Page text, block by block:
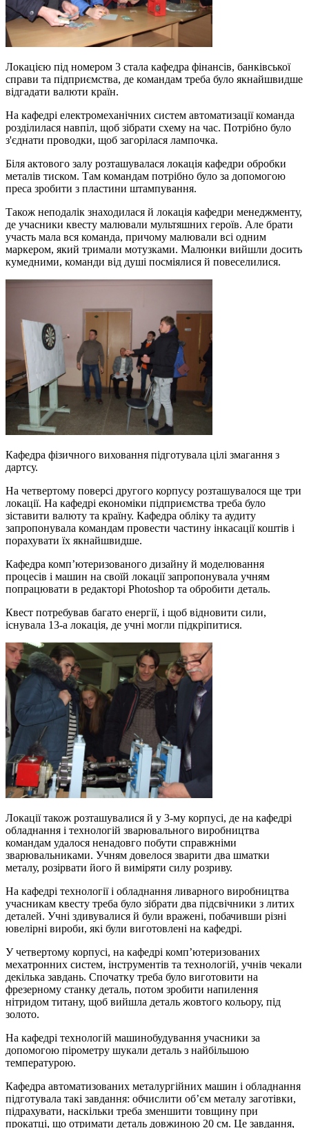
Локацією під номером 3 стала кафедра фінансів, банківської
справи та підприємства, де командам треба було якнайшвидше
відгадати валюти країн.
На кафедрі електромеханічних систем автоматизації команда
розділилася навпіл, щоб зібрати схему на час. Потрібно було
з'єднати проводки, щоб загорілася лампочка.
Біля актового залу розташувалася локація кафедри обробки
металів тиском. Там командам потрібно було за допомогою
преса зробити з пластини штампування.
Також неподалік знаходилася й локація кафедри менеджменту,
де учасники квесту малювали мультяшних героїв. Але брати
участь мала вся команда, причому малювали всі одним
маркером, який тримали мотузками. Малюнки вийшли досить
кумедними, команди від душі посміялися й повеселилися.
Кафедра фізичного виховання підготувала цілі змагання з
дартсу.
На четвертому поверсі другого корпусу розташувалося ще три
локації. На кафедрі економіки підприємства треба було
зіставити валюту та країну. Кафедра обліку та аудиту
запропонувала командам провести частину інкасації коштів і
порахувати їх якнайшвидше.
Кафедра комп’ютеризованого дизайну й моделювання
процесів і машин на своїй локації запропонувала учням
попрацювати в редакторі Photoshop та обробити деталь.
Квест потребував багато енергії, і щоб відновити сили,
існувала 13-а локація, де учні могли підкріпитися.
Локації також розташувалися й у 3-му корпусі, де на кафедрі
обладнання і технологій зварювального виробництва
командам удалося ненадовго побути справжніми
зварювальниками. Учням довелося зварити два шматки
металу, розірвати його й виміряти силу розриву.
На кафедрі технології і обладнання ливарного виробництва
учасникам квесту треба було зібрати два підсвічники з литих
деталей. Учні здивувалися й були вражені, побачивши різні
ювелірні вироби, які були виготовлені на кафедрі.
У четвертому корпусі, на кафедрі комп’ютеризованих
мехатронних систем, інструментів та технологій, учнів чекали
декілька завдань. Спочатку треба було виготовити на
фрезерному станку деталь, потом зробити напилення
нітридом титану, щоб вийшла деталь жовтого кольору, під
золото.
На кафедрі технологій машинобудування учасники за
допомогою пірометру шукали деталь з найбільшою
температурою.
Кафедра автоматизованих металургійних машин і обладнання
підготувала такі завдання: обчислити об’єм металу заготівки,
підрахувати, наскільки треба зменшити товщину при
прокатці, що отримати деталь довжиною 20 см. Це завдання,